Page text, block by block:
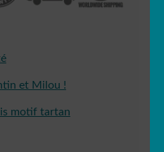
et Milou !
motif tartan